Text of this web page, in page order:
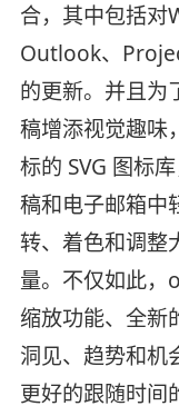
合，其中包括对
Outlook、
的更新。并且为
稿增添视觉趣味
标的 SVG 图标
稿和电子邮箱中
转、着色和调整
量。不仅如此
缩放功能、全新
洞见、趋势和机
更好的跟随时间